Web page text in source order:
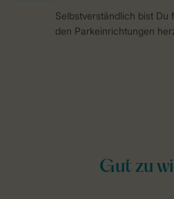
Selbstverständlich bist Du
den Parkeinrichtungen